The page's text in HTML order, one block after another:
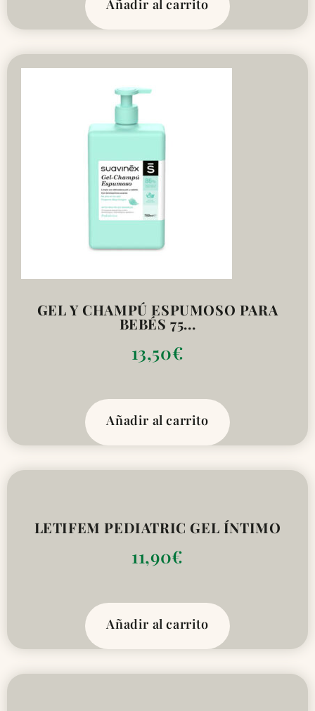
Añadir al carrito
GEL Y CHAMPÚ ESPUMOSO PARA
BEBÉS 75...
13,50€
Añadir al carrito
LETIFEM PEDIATRIC GEL ÍNTIMO
11,90€
Añadir al carrito